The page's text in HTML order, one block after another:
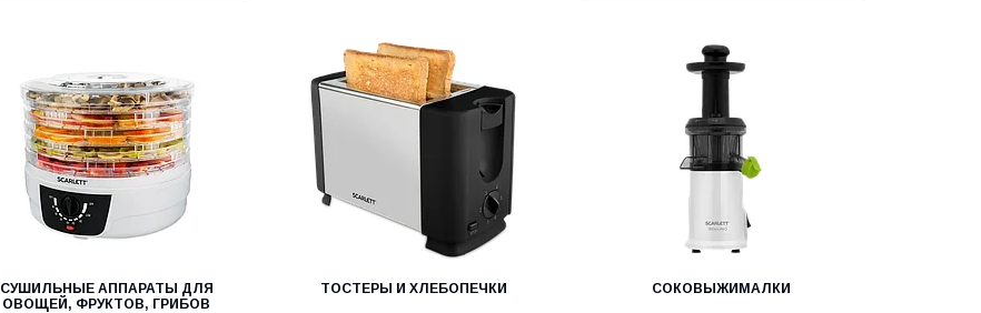
СУШИЛЬНЫЕ АППАРАТЫ ДЛЯ
ОВОЩЕЙ, ФРУКТОВ, ГРИБОВ
ТОСТЕРЫ И ХЛЕБОПЕЧКИ СОКОВЫЖИМАЛКИ